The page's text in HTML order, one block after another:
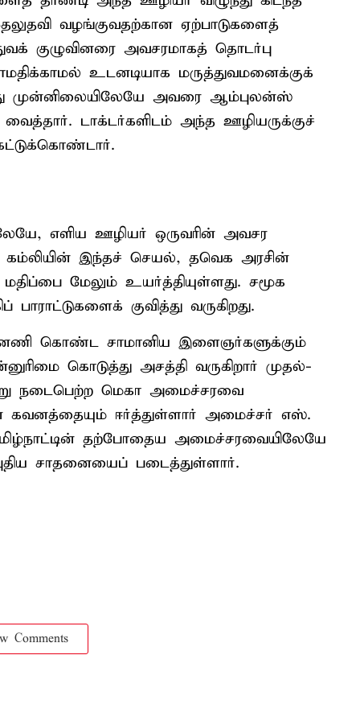
வழங்குவதற்கான ஏற்பாடுகளைத்
குழுவினரை அவசரமாகத் தொடர்பு
உடனடியாக மருத்துவமனைக்குக்
முன்னிலையிலேயே அவரை ஆம்புலன்ஸ்
டாக்டர்களிடம் அந்த ஊழியருக்குச்
எளிய ஊழியர் ஒருவரின் அவசர
கம்லியின் இந்தச் செயல், தவெக அரசின்
மேலும் உயர்த்தியுள்ளது. சமூக
குவித்து வருகிறது.
கொண்ட சாமானிய இளைஞர்களுக்கும்
கொடுத்து அசத்தி வருகிறார் முதல்-
நடைபெற்ற மெகா அமைச்சரவை
கவனத்தையும் ஈர்த்துள்ளார் அமைச்சர் எஸ்.
தற்போதைய அமைச்சரவையிலேயே
சாதனையைப் படைத்துள்ளார்.
Comments